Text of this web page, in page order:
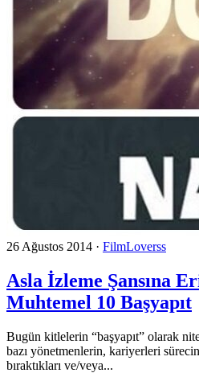
26 Ağustos 2014 · FilmLoverss
Asla İzleme Şansına
Muhtemel 10 Başyapıt
Bugün kitlelerin “başyapıt” olarak
bazı yönetmenlerin, kariyerleri
bıraktıkları ve/veya...